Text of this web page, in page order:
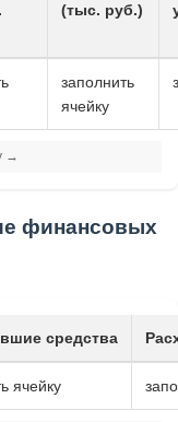
(тыс. руб.)
заполнить
ячейку
финансовых
средства
ячейку